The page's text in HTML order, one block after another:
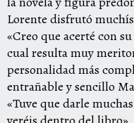
Lorente disfrutó
«Creo que acerté con
cual resulta muy
personalidad más
entrañable y sencillo
«Tuve que darle